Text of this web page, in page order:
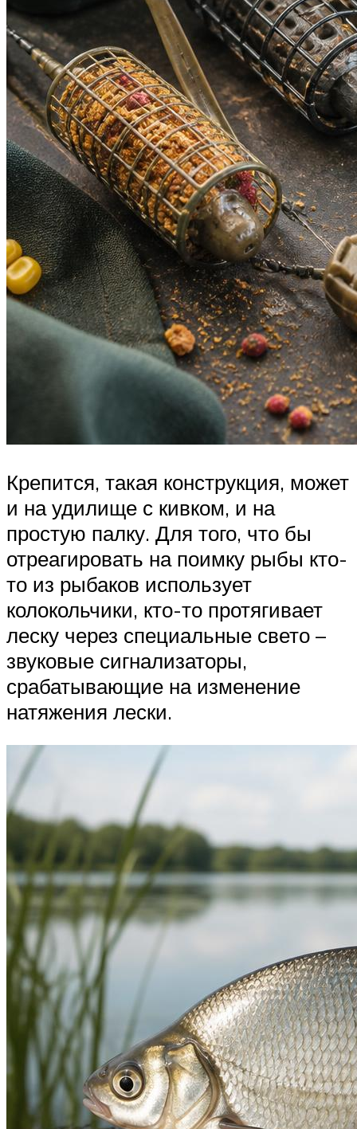
Крепится, такая конструкция, может
и на удилище с кивком, и на
простую палку. Для того, что бы
отреагировать на поимку рыбы кто-
то из рыбаков использует
колокольчики, кто-то протягивает
леску через специальные свето –
звуковые сигнализаторы,
срабатывающие на изменение
натяжения лески.